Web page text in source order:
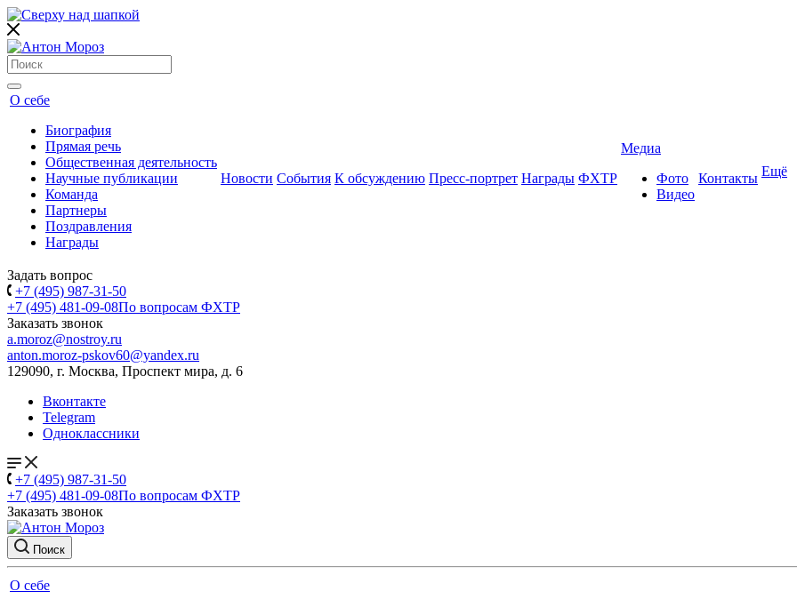
О себе
Биография
Прямая речь
Общественная деятельность
Научные публикации
Команда
Партнеры
Поздравления
Награды
Новости События К обсуждению Пресс-портрет Награды ФХТР
Медиа
Фото
Видео
Контакты Ещё
Задать вопрос
+7 (495) 987-31-50
+7 (495) 481-09-08По вопросам ФХТР
Заказать звонок
a.moroz@nostroy.ru
anton.moroz-pskov60@yandex.ru
129090, г. Москва, Проспект мира, д. 6
Вконтакте
Telegram
Одноклассники
+7 (495) 987-31-50
+7 (495) 481-09-08По вопросам ФХТР
Заказать звонок
Поиск
О себе